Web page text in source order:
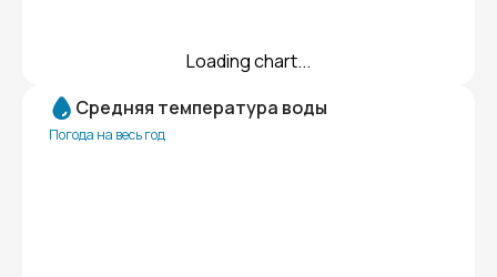
Loading chart...
Средняя температура воды
Погода на весь год